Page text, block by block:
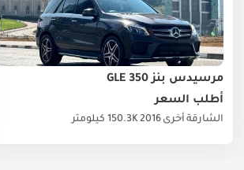
مرسيدس بنز GLE 350
أطلب السعر
الشارقة أخرى 2016150.3K كيلومتر